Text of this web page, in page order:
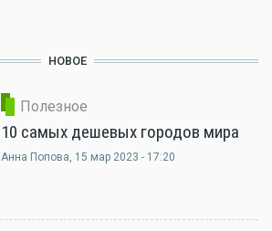
НОВОЕ
Полезное
10 самых дешевых городов мира
Анна Попова, 15 мар 2023 - 17:20